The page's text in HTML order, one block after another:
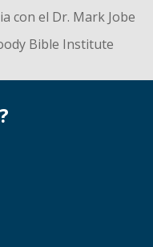
con el Dr. Mark Jobe
Bible Institute